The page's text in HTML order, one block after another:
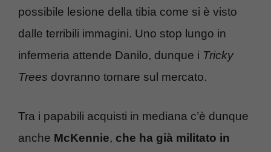
possibile lesione della tibia come si è visto
dalle terribili immagini. Uno stop lungo in
infermeria attende Danilo, dunque i Tricky
Trees dovranno tornare sul mercato.
Tra i papabili acquisti in mediana c’è dunque
anche McKennie, che ha già militato in